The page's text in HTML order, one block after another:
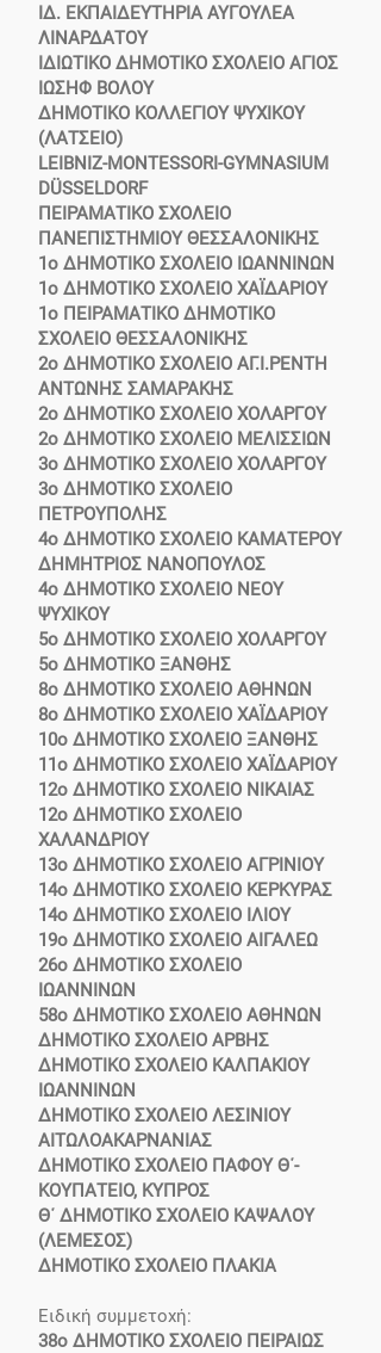
ΙΔ. ΕΚΠΑΙΔΕΥΤΗΡΙΑ ΑΥΓΟΥΛΕΑ
ΛΙΝΑΡΔΑΤΟΥ
ΙΔΙΩΤΙΚΟ ΔΗΜΟΤΙΚΟ ΣΧΟΛΕΙΟ ΑΓΙΟΣ
ΙΩΣΗΦ ΒΟΛΟΥ
ΔΗΜΟΤΙΚΟ ΚΟΛΛΕΓΙΟΥ ΨΥΧΙΚΟΥ
(ΛΑΤΣΕΙΟ)
LEIBNIZ-MONTESSORI-GYMNASIUM
DÜSSELDORF
ΠΕΙΡΑΜΑΤΙΚΟ ΣΧΟΛΕΙΟ
ΠΑΝΕΠΙΣΤΗΜΙΟΥ ΘΕΣΣΑΛΟΝΙΚΗΣ
1ο ΔΗΜΟΤΙΚΟ ΣΧΟΛΕΙΟ ΙΩΑΝΝΙΝΩΝ
1ο ΔΗΜΟΤΙΚΟ ΣΧΟΛΕΙΟ ΧΑΪΔΑΡΙΟΥ
1ο ΠΕΙΡΑΜΑΤΙΚΟ ΔΗΜΟΤΙΚΟ
ΣΧΟΛΕΙΟ ΘΕΣΣΑΛΟΝΙΚΗΣ
2ο ΔΗΜΟΤΙΚΟ ΣΧΟΛΕΙΟ ΑΓ.Ι.ΡΕΝΤΗ
ΑΝΤΩΝΗΣ ΣΑΜΑΡΑΚΗΣ
2ο ΔΗΜΟΤΙΚΟ ΣΧΟΛΕΙΟ ΧΟΛΑΡΓΟΥ
2ο ΔΗΜΟΤΙΚΟ ΣΧΟΛΕΙΟ ΜΕΛΙΣΣΙΩΝ
3ο ΔΗΜΟΤΙΚΟ ΣΧΟΛΕΙΟ ΧΟΛΑΡΓΟΥ
3ο ΔΗΜΟΤΙΚΟ ΣΧΟΛΕΙΟ
ΠΕΤΡΟΥΠΟΛΗΣ
4ο ΔΗΜΟΤΙΚΟ ΣΧΟΛΕΙΟ ΚΑΜΑΤΕΡΟΥ
ΔΗΜΗΤΡΙΟΣ ΝΑΝΟΠΟΥΛΟΣ
4ο ΔΗΜΟΤΙΚΟ ΣΧΟΛΕΙΟ ΝΕΟΥ
ΨΥΧΙΚΟΥ
5ο ΔΗΜΟΤΙΚΟ ΣΧΟΛΕΙΟ ΧΟΛΑΡΓΟΥ
5ο ΔΗΜΟΤΙΚΟ ΞΑΝΘΗΣ
8ο ΔΗΜΟΤΙΚΟ ΣΧΟΛΕΙΟ ΑΘΗΝΩΝ
8ο ΔΗΜΟΤΙΚΟ ΣΧΟΛΕΙΟ ΧΑΪΔΑΡΙΟΥ
10ο ΔΗΜΟΤΙΚΟ ΣΧΟΛΕΙΟ ΞΑΝΘΗΣ
11ο ΔΗΜΟΤΙΚΟ ΣΧΟΛΕΙΟ ΧΑΪΔΑΡΙΟΥ
12ο ΔΗΜΟΤΙΚΟ ΣΧΟΛΕΙΟ ΝΙΚΑΙΑΣ
12ο ΔΗΜΟΤΙΚΟ ΣΧΟΛΕΙΟ
ΧΑΛΑΝΔΡΙΟΥ
13ο ΔΗΜΟΤΙΚΟ ΣΧΟΛΕΙΟ ΑΓΡΙΝΙΟΥ
14ο ΔΗΜΟΤΙΚΟ ΣΧΟΛΕΙΟ ΚΕΡΚΥΡΑΣ
14ο ΔΗΜΟΤΙΚΟ ΣΧΟΛΕΙΟ ΙΛΙΟΥ
19ο ΔΗΜΟΤΙΚΟ ΣΧΟΛΕΙΟ ΑΙΓΑΛΕΩ
26ο ΔΗΜΟΤΙΚΟ ΣΧΟΛΕΙΟ
ΙΩΑΝΝΙΝΩΝ
58ο ΔΗΜΟΤΙΚΟ ΣΧΟΛΕΙΟ ΑΘΗΝΩΝ
ΔΗΜΟΤΙΚΟ ΣΧΟΛΕΙΟ ΑΡΒΗΣ
ΔΗΜΟΤΙΚΟ ΣΧΟΛΕΙΟ ΚΑΛΠΑΚΙΟΥ
ΙΩΑΝΝΙΝΩΝ
ΔΗΜΟΤΙΚΟ ΣΧΟΛΕΙΟ ΛΕΣΙΝΙΟΥ
ΑΙΤΩΛΟΑΚΑΡΝΑΝΙΑΣ
ΔΗΜΟΤΙΚΟ ΣΧΟΛΕΙΟ ΠΑΦΟΥ Θ΄-
ΚΟΥΠΑΤΕΙΟ, ΚΥΠΡΟΣ
Θ΄ ΔΗΜΟΤΙΚΟ ΣΧΟΛΕΙΟ ΚΑΨΑΛΟΥ
(ΛΕΜΕΣΟΣ)
ΔΗΜΟΤΙΚΟ ΣΧΟΛΕΙΟ ΠΛΑΚΙΑ
Ειδική συμμετοχή:
38ο ΔΗΜΟΤΙΚΟ ΣΧΟΛΕΙΟ ΠΕΙΡΑΙΩΣ